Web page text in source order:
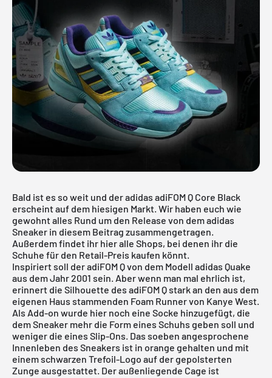
Bald ist es so weit und der adidas adiFOM Q Core Black
erscheint auf dem hiesigen Markt. Wir haben euch wie
gewohnt alles Rund um den Release von dem adidas
Sneaker in diesem Beitrag zusammengetragen.
Außerdem findet ihr hier alle Shops, bei denen ihr die
Schuhe für den Retail-Preis kaufen könnt.
Inspiriert soll der adiFOM Q von dem Modell adidas Quake
aus dem Jahr 2001 sein. Aber wenn man mal ehrlich ist,
erinnert die Silhouette des adiFOM Q stark an den aus dem
eigenen Haus stammenden Foam Runnervon Kanye West.
Als Add-on wurde hier noch eine Socke hinzugefügt, die
dem Sneaker mehr die Form eines Schuhs geben soll und
weniger die eines Slip-Ons. Das soeben angesprochene
Innenleben des Sneakers ist in orange gehalten und mit
einem schwarzen Trefoil-Logo auf der gepolsterten
Zunge ausgestattet. Der außenliegende Cage ist